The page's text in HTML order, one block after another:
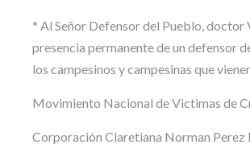
* Al Señor Defensor del Pueblo, doctor
presencia permanente de un defensor
los campesinos y campesinas que
Movimiento Nacional de Victimas de
Corporación Claretiana Norman Perez